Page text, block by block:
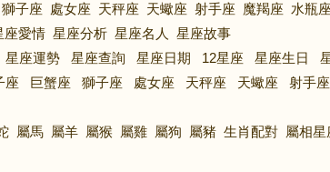
獅子座 處女座 天秤座 天蠍座 射手座 魔羯座 水瓶座
座愛情 星座分析 星座名人
星座故事
星座運勢 星座查詢 星座日期 12星座 星座生日
座 巨蟹座 獅子座 處女座 天秤座 天蠍座 射手座
屬馬 屬羊 屬猴 屬雞 屬狗 屬豬 生肖配對 屬相星